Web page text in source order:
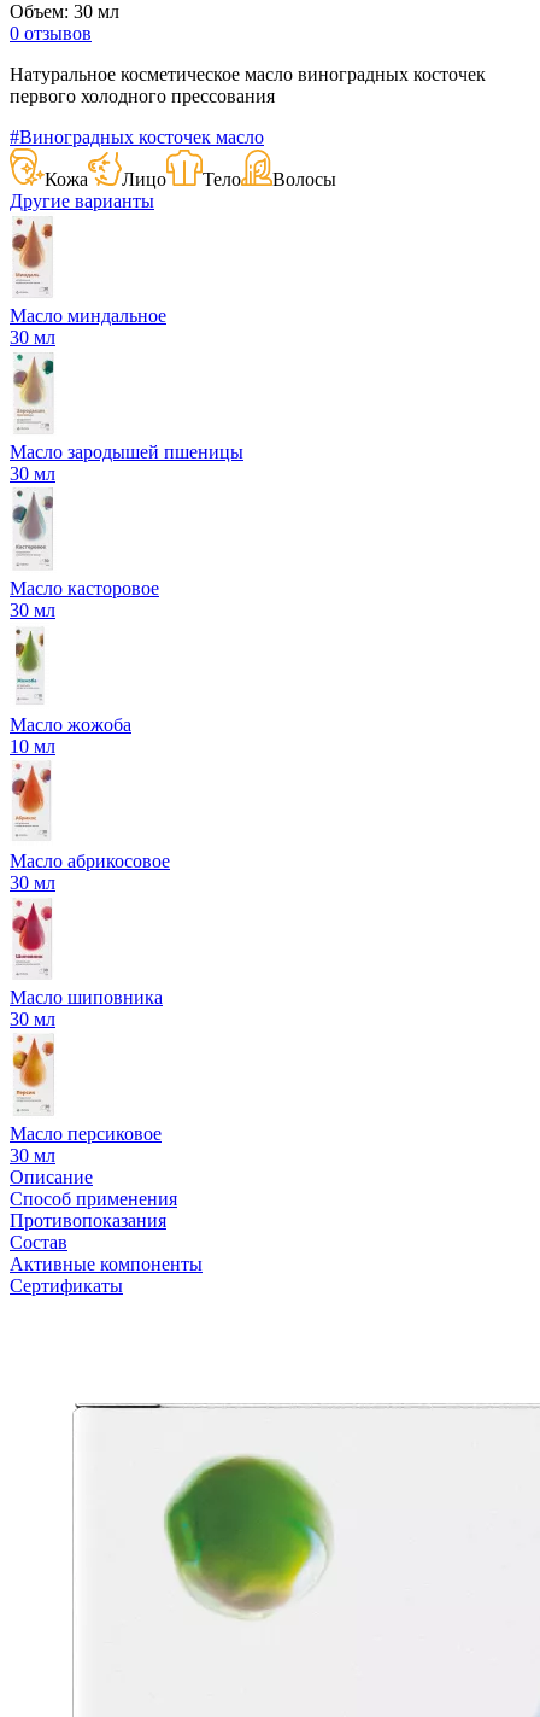
Объем: 30 мл
0 отзывов
Натуральное косметическое масло виноградных косточек
первого холодного прессования
#Виноградных косточек масло
Кожа Лицо Тело
Волосы
Другие варианты
Масло миндальное
30 мл
Масло зародышей пшеницы
30 мл
Масло касторовое
30 мл
Масло жожоба
10 мл
Масло абрикосовое
30 мл
Масло шиповника
30 мл
Масло персиковое
30 мл
Описание
Способ применения
Противопоказания
Состав
Активные компоненты
Сертификаты